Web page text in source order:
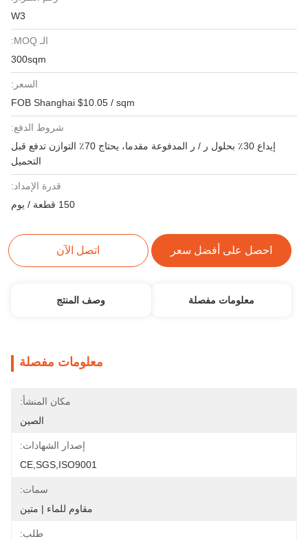
W3
الـ MOQ:
300sqm
السعر:
FOB Shanghai $10.05 / sqm
شروط الدفع:
إيداع 30٪ بحلول ر / ر المدفوعة مقدما، يحتاج 70٪ التوازن تدفع قبل
التحميل
قدرة الإمداد:
150 قطعة / يوم
احصل على أفضل سعر اتصل الآن
معلومات مفصلة وصف المنتج
معلومات مفصلة
مكان المنشأ:
الصين
إصدار الشهادات:
CE,SGS,ISO9001
سمات:
مقاوم للماء | متين
طلب: